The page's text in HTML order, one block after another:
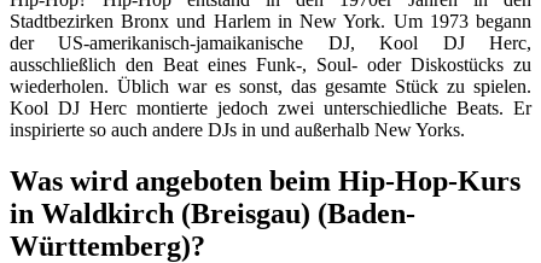
Stadtbezirken Bronx und Harlem in New York. Um 1973 begann
der US-amerikanisch-jamaikanische DJ, Kool DJ Herc,
ausschließlich den Beat eines Funk-, Soul- oder Diskostücks zu
wiederholen. Üblich war es sonst, das gesamte Stück zu spielen.
Kool DJ Herc montierte jedoch zwei unterschiedliche Beats. Er
inspirierte so auch andere DJs in und außerhalb New Yorks.
Was wird angeboten beim Hip-Hop-Kurs
in Waldkirch (Breisgau) (Baden-
Württemberg)?